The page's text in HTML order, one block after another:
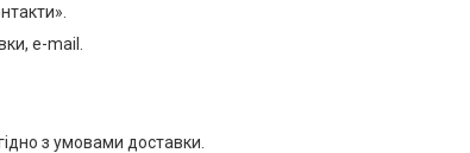
e-mail.
з умовами доставки.